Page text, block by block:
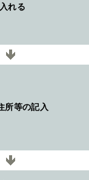
れる
所等の記入